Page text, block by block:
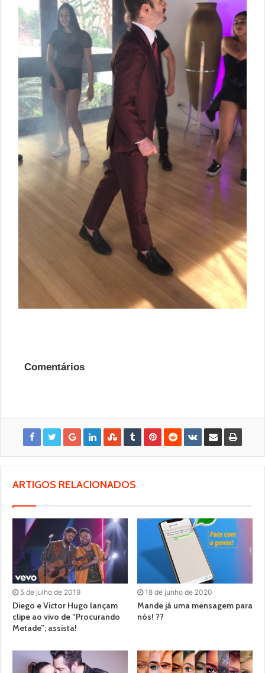
Comentários
ARTIGOS RELACIONADOS
5 de julho de 2019
Diego e Victor Hugo lançam
clipe ao vivo de “Procurando
Metade”; assista!
18 de junho de 2020
Mande já uma mensagem para
nós! ??